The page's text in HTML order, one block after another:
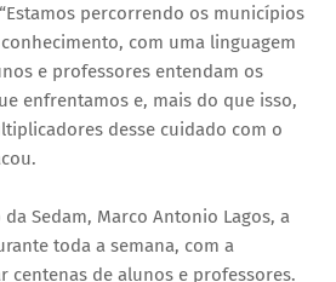
percorrendo os municípios
com uma linguagem
e professores entendam os
enfrentamos e, mais do que isso,
desse cuidado com o
Sedam, Marco Antonio Lagos, a
toda a semana, com a
centenas de alunos e professores.